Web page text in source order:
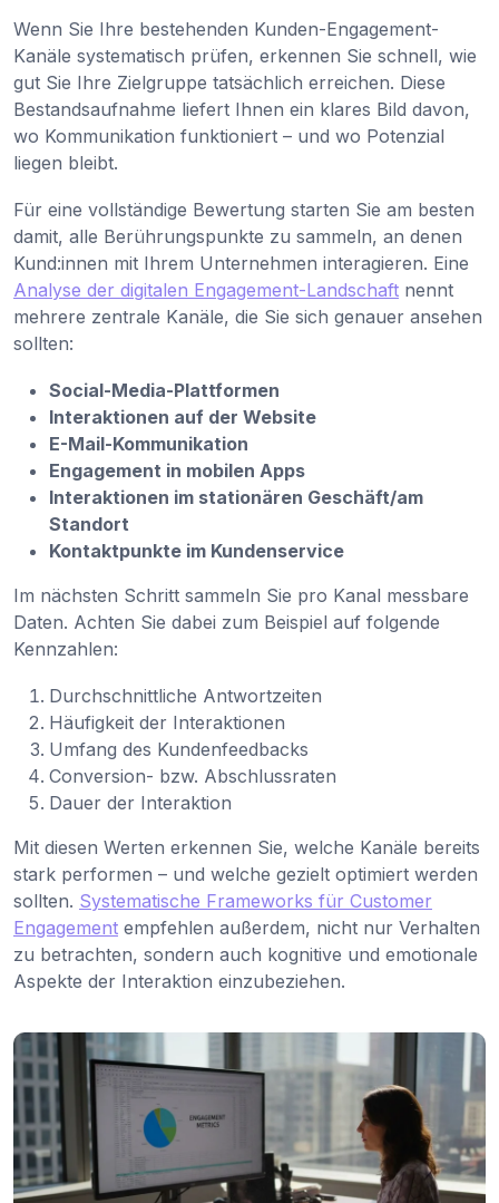
Wenn Sie Ihre bestehenden Kunden-Engagement-
Kanäle systematisch prüfen, erkennen Sie schnell, wie
gut Sie Ihre Zielgruppe tatsächlich erreichen. Diese
Bestandsaufnahme liefert Ihnen ein klares Bild davon,
wo Kommunikation funktioniert – und wo Potenzial
liegen bleibt.
Für eine vollständige Bewertung starten Sie am besten
damit, alle Berührungspunkte zu sammeln, an denen
Kund:innen mit Ihrem Unternehmen interagieren. Eine
Analyse der digitalen Engagement-Landschaft nennt
mehrere zentrale Kanäle, die Sie sich genauer ansehen
sollten:
Social-Media-Plattformen
Interaktionen auf der Website
E-Mail-Kommunikation
Engagement in mobilen Apps
Interaktionen im stationären Geschäft/am
Standort
Kontaktpunkte im Kundenservice
Im nächsten Schritt sammeln Sie pro Kanal messbare
Daten. Achten Sie dabei zum Beispiel auf folgende
Kennzahlen:
Durchschnittliche Antwortzeiten
Häufigkeit der Interaktionen
Umfang des Kundenfeedbacks
Conversion- bzw. Abschlussraten
Dauer der Interaktion
Mit diesen Werten erkennen Sie, welche Kanäle bereits
stark performen – und welche gezielt optimiert werden
sollten. Systematische Frameworks für Customer
Engagement empfehlen außerdem, nicht nur Verhalten
zu betrachten, sondern auch kognitive und emotionale
Aspekte der Interaktion einzubeziehen.